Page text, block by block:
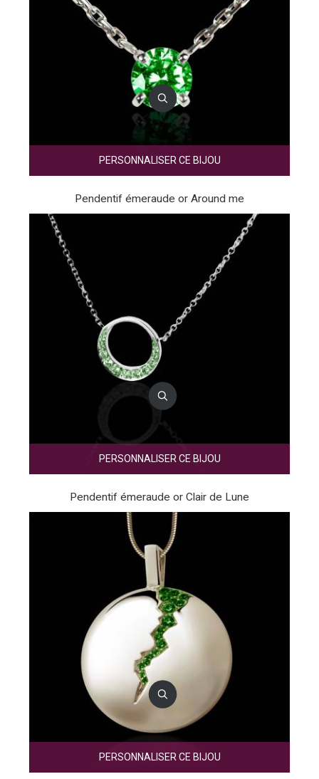
PERSONNALISER CE BIJOU
Pendentif émeraude or Around me
PERSONNALISER CE BIJOU
Pendentif émeraude or Clair de Lune
PERSONNALISER CE BIJOU